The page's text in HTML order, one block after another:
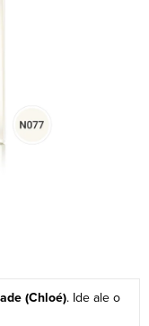
(Chloé). Ide ale o